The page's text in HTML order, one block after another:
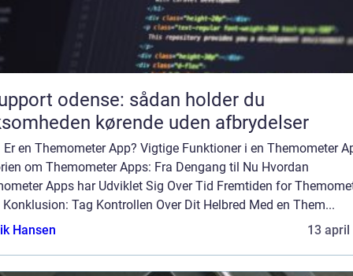
odense: sådan holder du
kørende uden afbrydelser
Er en Themometer App? Vigtige Funktioner i en Themometer
om Themometer Apps: Fra Dengang til Nu Hvordan
Apps har Udviklet Sig Over Tid Fremtiden for
Konklusion: Tag Kontrollen Over Dit Helbred Med en Them...
Hansen
13 april